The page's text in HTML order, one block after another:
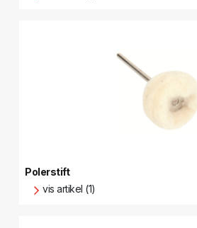
Polerstift
vis artikel (1)